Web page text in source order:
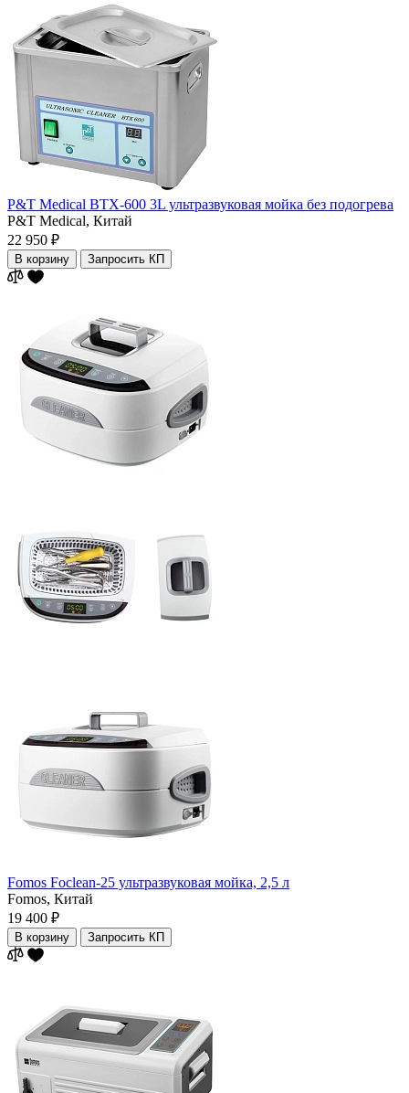
P&T Medical BTX-600 3L ультразвуковая мойка без подогрева
P&T Medical, Китай
22 950 ₽
В корзину Запросить КП
Fomos Foclean-25 ультразвуковая мойка, 2,5 л
Fomos, Китай
19 400 ₽
В корзину Запросить КП